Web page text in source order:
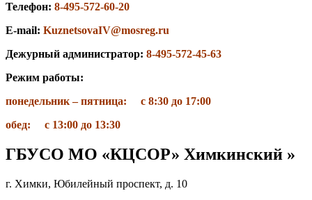
Телефон: 8-495-572-60-20
Е-mail: KuznetsovaIV@mosreg.ru
Дежурный администратор: 8-495-572-45-63
Режим работы:
понедельник – пятница: с 8:30 до 17:00
обед: с 13:00 до 13:30
ГБУСО МО «КЦСОР» Химкинский »
г. Химки, Юбилейный проспект, д. 10